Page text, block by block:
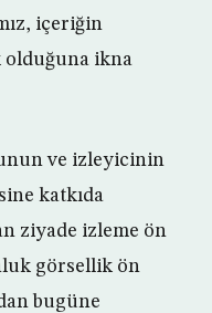
içeriğin
olduğuna ikna
ve izleyicinin
katkıda
ziyade izleme ön
görsellik ön
bugüne